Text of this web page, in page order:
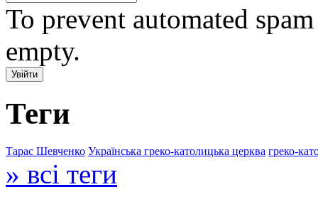
To prevent automated
empty.
Теги
Тарас Шевченко Українська греко-католицька церква греко-
» всі теги